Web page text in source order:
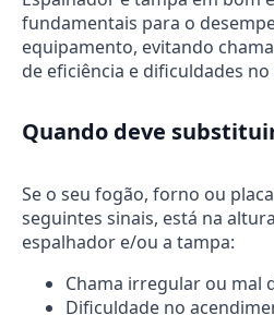
fundamentais para o
equipamento, evitando
de eficiência e dificuldades
Quando deve
Se o seu fogão, forno ou
seguintes sinais, está na
espalhador e/ou a tampa:
Chama irregular ou mal
Dificuldade no